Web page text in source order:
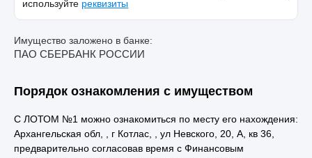
используйте реквизиты
Имущество заложено в банке:
ПАО СБЕРБАНК РОССИИ
Порядок ознакомления с имуществом
С ЛОТОМ №1 можно ознакомиться по месту его нахождения:
Архангельская обл, , г Котлас, , ул Невского, 20, А, кв 36,
предварительно согласовав время с Финансовым